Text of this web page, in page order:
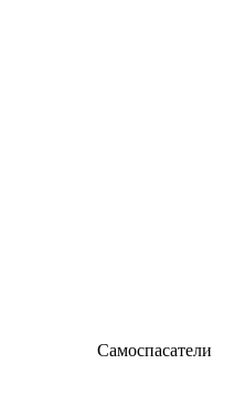
Самоспасатели